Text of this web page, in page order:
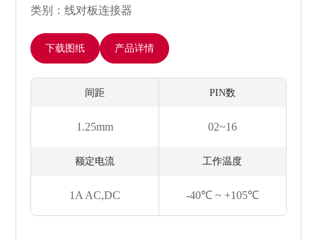
类别：线对板连接器
下载图纸 产品详情
间距
1.25mm
PIN数
02~16
额定电流
1A AC,DC
工作温度
-40℃ ~ +105℃